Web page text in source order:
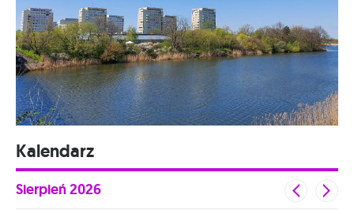
Kalendarz
Sierpień2026